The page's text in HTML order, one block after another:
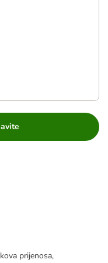
prijenosa,